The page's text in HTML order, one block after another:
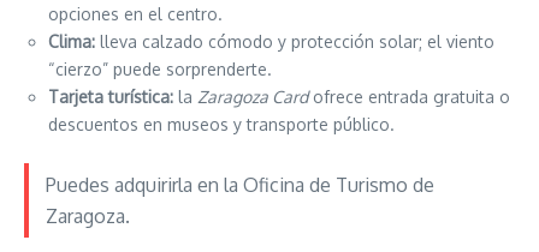
opciones en el centro.
Clima: lleva calzado cómodo y protección solar; el viento
“cierzo” puede sorprenderte.
Tarjeta turística: la Zaragoza Cardofrece entrada gratuita o
descuentos en museos y transporte público.
Puedes adquirirla en la Oficina de Turismo de
Zaragoza.